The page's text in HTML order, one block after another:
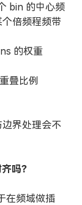
bin 的中心频
倍频程频带
的权重
叠比例
界处理会不
吗？
在频域做插